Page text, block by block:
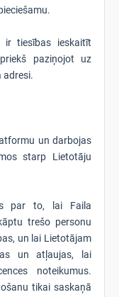
tiesības ieskaitīt
paziņojot uz
adresi.
un darbojas
starp Lietotāju
par to, lai Faila
trešo personu
un lai Lietotājam
un atļaujas, lai
noteikumus.
tikai saskaņā